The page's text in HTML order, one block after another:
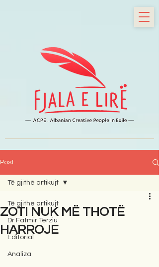
Post
Të gjithë artikujt
Dr Fatmir Terziu
Editorial
Analiza
Të gjithë artikujt
ZOTI NUK MË THOTË
HARROJE